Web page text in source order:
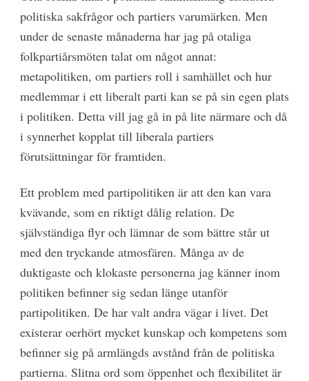
politiska sakfrågor och partiers varumärken. Men
under de senaste månaderna har jag på otaliga
folkpartiårsmöten talat om något annat:
metapolitiken, om partiers roll i samhället och hur
medlemmar i ett liberalt parti kan se på sin egen plats
i politiken. Detta vill jag gå in på lite närmare och då
i synnerhet kopplat till liberala partiers
förutsättningar för framtiden.
Ett problem med partipolitiken är att den kan vara
kvävande, som en riktigt dålig relation. De
självständiga flyr och lämnar de som bättre står ut
med den tryckande atmosfären. Många av de
duktigaste och klokaste personerna jag känner inom
politiken befinner sig sedan länge utanför
partipolitiken. De har valt andra vägar i livet. Det
existerar oerhört mycket kunskap och kompetens som
befinner sig på armlängds avstånd från de politiska
partierna. Slitna ord som öppenhet och flexibilitet är